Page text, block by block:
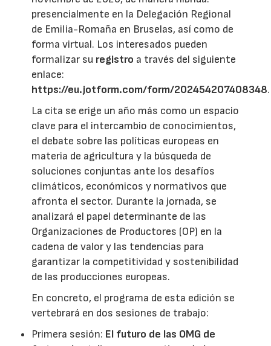
presencialmente en la Delegación Regional
de Emilia-Romaña en Bruselas, así como de
forma virtual. Los interesados pueden
formalizar su registro a través del siguiente
enlace:
https://eu.jotform.com/form/202454207408348.
La cita se erige un año más como un espacio
clave para el intercambio de conocimientos,
el debate sobre las políticas europeas en
materia de agricultura y la búsqueda de
soluciones conjuntas ante los desafíos
climáticos, económicos y normativos que
afronta el sector. Durante la jornada, se
analizará el papel determinante de las
Organizaciones de Productores (OP) en la
cadena de valor y las tendencias para
garantizar la competitividad y sostenibilidad
de las producciones europeas.
En concreto, el programa de esta edición se
vertebrará en dos sesiones de trabajo:
Primera sesión: El futuro de las OMG de